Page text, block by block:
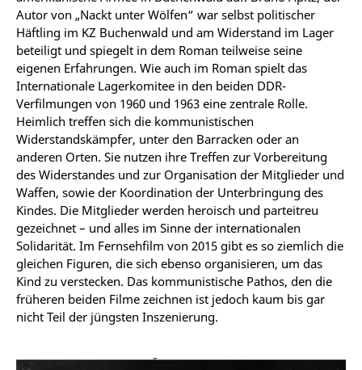
Autor von „Nackt unter Wölfen“ war selbst politischer
Häftling im KZ Buchenwald und am Widerstand im Lager
beteiligt und spiegelt in dem Roman teilweise seine
eigenen Erfahrungen. Wie auch im Roman spielt das
Internationale Lagerkomitee in den beiden DDR-
Verfilmungen von 1960 und 1963 eine zentrale Rolle.
Heimlich treffen sich die kommunistischen
Widerstandskämpfer, unter den Barracken oder an
anderen Orten. Sie nutzen ihre Treffen zur Vorbereitung
des Widerstandes und zur Organisation der Mitglieder und
Waffen, sowie der Koordination der Unterbringung des
Kindes. Die Mitglieder werden heroisch und parteitreu
gezeichnet – und alles im Sinne der internationalen
Solidarität. Im Fernsehfilm von 2015 gibt es so ziemlich die
gleichen Figuren, die sich ebenso organisieren, um das
Kind zu verstecken. Das kommunistische Pathos, den die
früheren beiden Filme zeichnen ist jedoch kaum bis gar
nicht Teil der jüngsten Inszenierung.